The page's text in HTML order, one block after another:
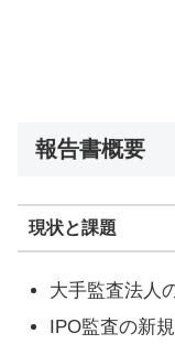
報告書概要
現状と課題
大手監査法人
IPO監査の新